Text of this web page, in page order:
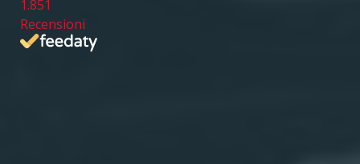
1.851
Recensioni